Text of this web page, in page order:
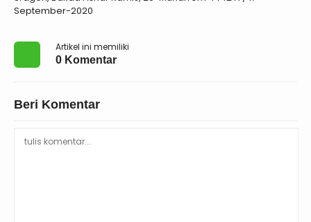
September-2020
Artikel ini memiliki
0 Komentar
Beri Komentar